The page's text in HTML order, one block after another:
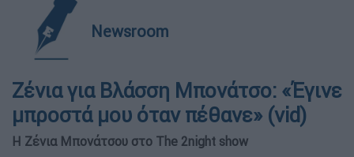
Newsroom
Ζένια για Βλάσση Μπονάτσο: «Έγινε
μπροστά μου όταν πέθανε» (vid)
Η Ζένια Μπονάτσου στο The 2night show